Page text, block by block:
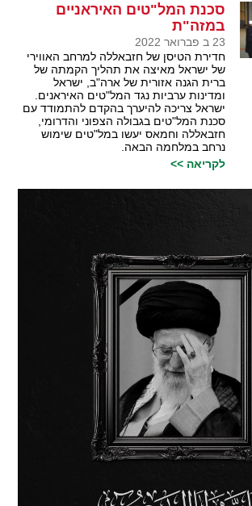
סכנת המל"טים האיראניים
במזה"ת
23 ב פברואר 2022
חדירת הטיסן של חזבאללה למרחב האווירי
של ישראל מאיצה את תהליך הקמתה של
ברית הגנה אזורית של ארה"ב, ישראל
ומדינות ערביות נגד המל"טים האיראנים.
ישראל צריכה להיערך בהקדם להתמודד עם
סכנת המל"טים בגבולה הצפוני והדרומי,
חזבאללה וחמאס יעשו במל"טים שימוש
נרחב במלחמה הבאה.
לקריאה >>